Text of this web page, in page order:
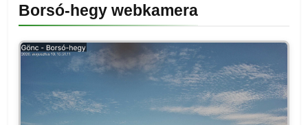
Borsó-hegy webkamera